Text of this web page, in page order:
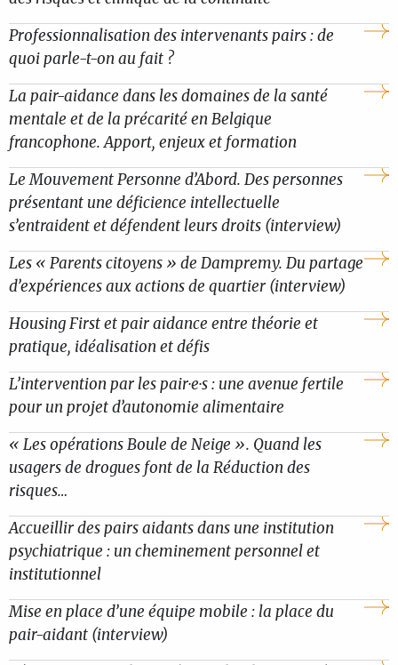
Professionnalisation des intervenants pairs : de
quoi parle-t-on au fait ?
La pair-aidance dans les domaines de la santé
mentale et de la précarité en Belgique
francophone. Apport, enjeux et formation
Le Mouvement Personne d’Abord. Des personnes
présentant une déficience intellectuelle
s’entraident et défendent leurs droits (interview)
Les « Parents citoyens » de Dampremy. Du partage
d’expériences aux actions de quartier (interview)
Housing First et pair aidance entre théorie et
pratique, idéalisation et défis
L’intervention par les pair·e·s : une avenue fertile
pour un projet d’autonomie alimentaire
« Les opérations Boule de Neige ». Quand les
usagers de drogues font de la Réduction des
risques…
Accueillir des pairs aidants dans une institution
psychiatrique : un cheminement personnel et
institutionnel
Mise en place d’une équipe mobile : la place du
pair-aidant (interview)